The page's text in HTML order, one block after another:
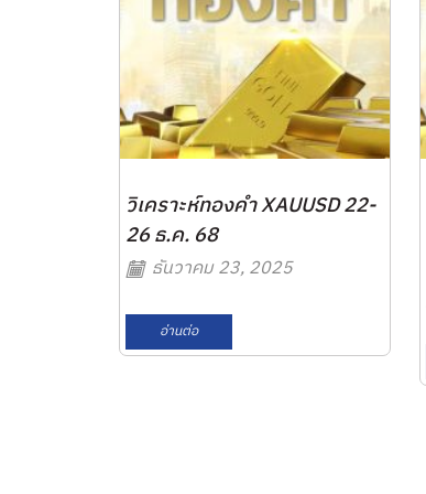
วิเคราะห์ทองคำ XAUUSD 22-
26 ธ.ค. 68
ธันวาคม 23, 2025
อ่านต่อ